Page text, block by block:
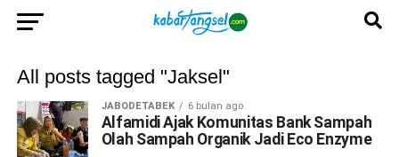
All posts tagged "Jaksel"
JABODETABEK 6 bulan ago
Alfamidi Ajak Komunitas Bank Sampah
Olah Sampah Organik Jadi Eco Enzyme